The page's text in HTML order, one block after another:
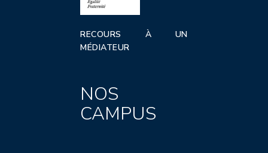
RECOURS À UN
MÉDIATEUR
NOS
CAMPUS